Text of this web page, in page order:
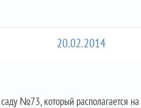
20.02.2014
№73, который располагается на